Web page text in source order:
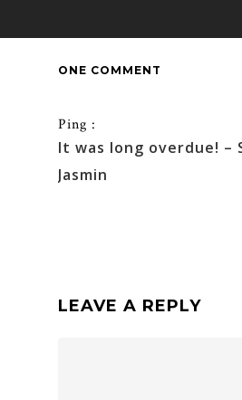
ONE COMMENT
Ping :
It was long overdue! –
Jasmin
LEAVE A REPLY